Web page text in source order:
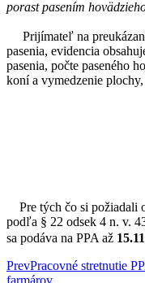
porast pasením
Prijímateľ na
pasenia, evidencia
pasenia, počte paseného
koní a vymedzenie
Pre tých čo si požiadali
podľa § 22 odsek 4 n. v.
sa podáva na PPA až
PrevPracovné stretnutie
farmárov